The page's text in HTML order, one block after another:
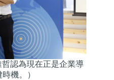
哲認為現在正是企業導
機。）